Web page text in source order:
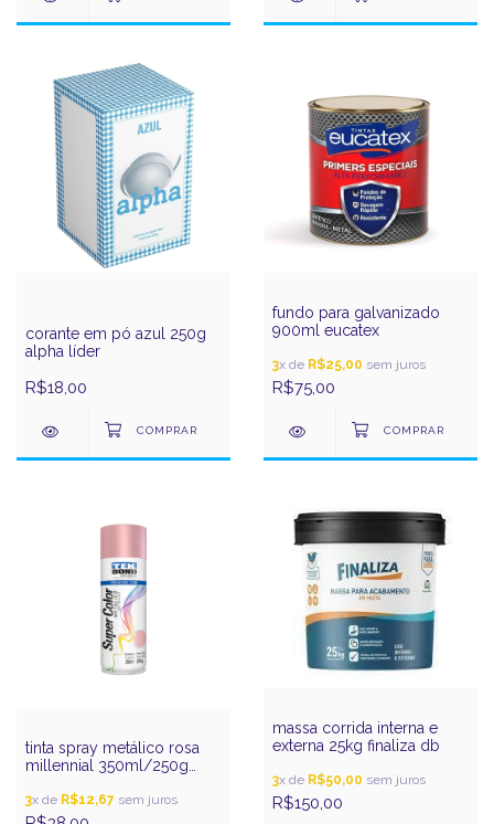
corante em pó azul 250g
alpha líder
R$18,00
fundo para galvanizado
900ml eucatex
3x de R$25,00 sem juros
R$75,00
tinta spray metálico rosa
millennial 350ml/250g
3x de R$12,67 sem juros
massa corrida interna e
externa 25kg finaliza db
3x de R$50,00 sem juros
R$150,00